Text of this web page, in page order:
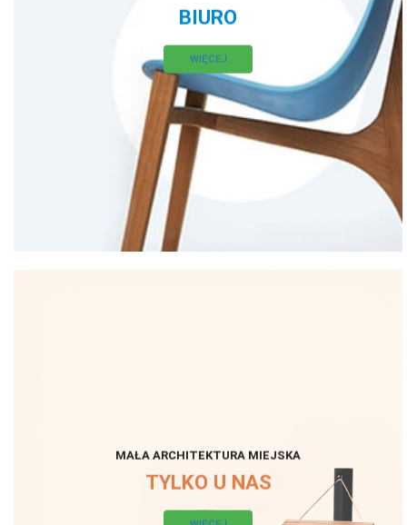
BIURO
WIĘCEJ
MAŁA ARCHITEKTURA MIEJSKA
TYLKO U NAS